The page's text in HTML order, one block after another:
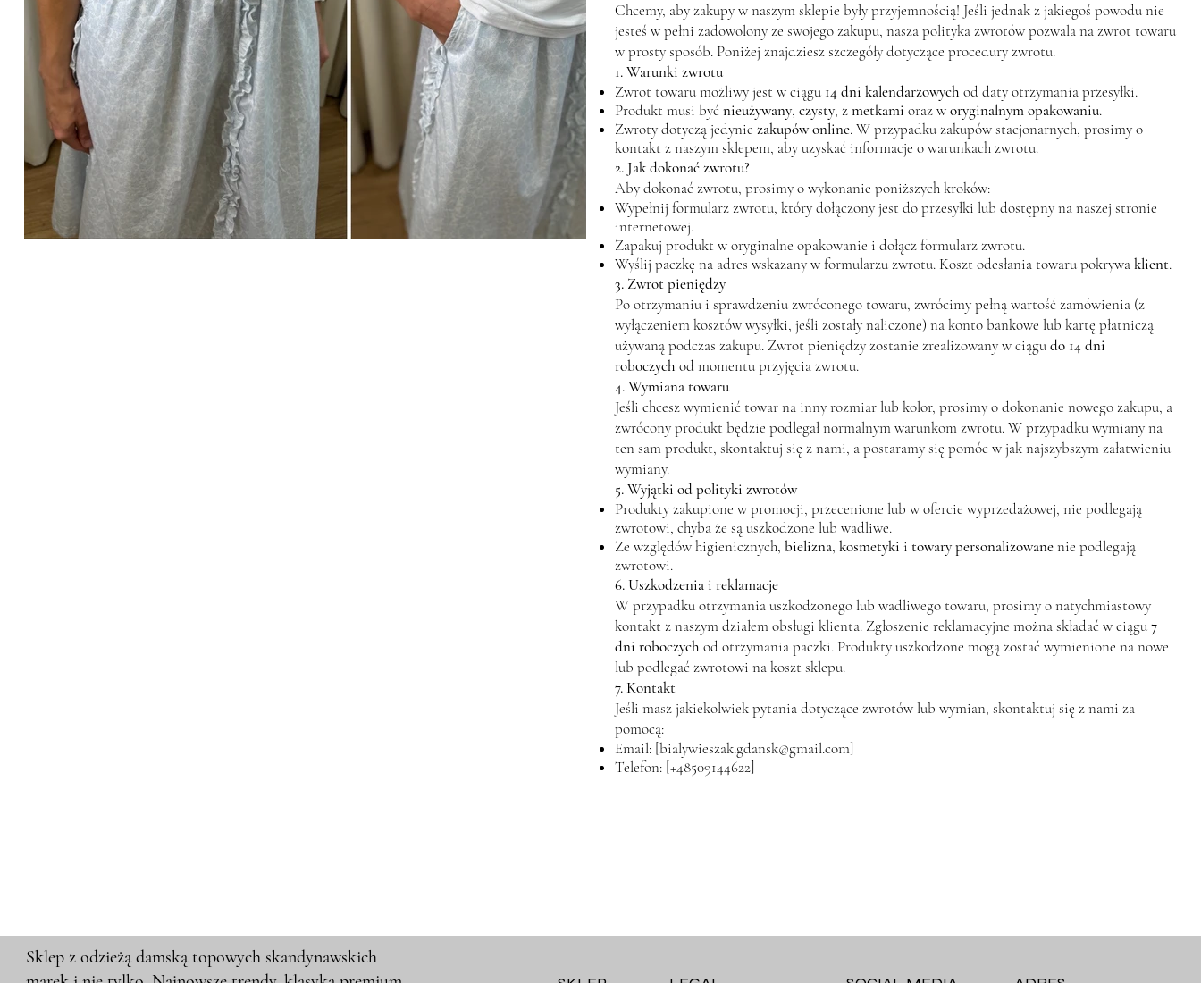
Chcemy, aby zakupy w naszym sklepie były przyjemnością! Jeśli jednak z jakiegoś powodu nie
jesteś w pełni zadowolony ze swojego zakupu, nasza polityka zwrotów pozwala na zwrot towaru
w prosty sposób. Poniżej znajdziesz szczegóły dotyczące procedury zwrotu.
1. Warunki zwrotu
Zwrot towaru możliwy jest w ciągu 14 dni kalendarzowych od daty otrzymania przesyłki.
Produkt musi być nieużywany, czysty, zmetkami oraz woryginalnym opakowaniu.
Zwroty dotyczą jedynie zakupów online. W przypadku zakupów stacjonarnych, prosimy o
kontakt z naszym sklepem, aby uzyskać informacje o warunkach zwrotu.
2. Jak dokonać zwrotu?
Aby dokonać zwrotu, prosimy o wykonanie poniższych kroków:
Wypełnij formularz zwrotu, który dołączony jest do przesyłki lub dostępny na naszej stronie
internetowej.
Zapakuj produkt w oryginalne opakowanie i dołącz formularz zwrotu.
Wyślij paczkę na adres wskazany w formularzu zwrotu. Koszt odesłania towaru pokrywaklient.
3. Zwrot pieniędzy
Po otrzymaniu i sprawdzeniu zwróconego towaru, zwrócimy pełną wartość zamówienia (z
wyłączeniem kosztów wysyłki, jeśli zostały naliczone) na konto bankowe lub kartę płatniczą
używaną podczas zakupu. Zwrot pieniędzy zostanie zrealizowany w ciągudo 14 dni
roboczych od momentu przyjęcia zwrotu.
4. Wymiana towaru
Jeśli chcesz wymienić towar na inny rozmiar lub kolor, prosimy o dokonanie nowego zakupu, a
zwrócony produkt będzie podlegał normalnym warunkom zwrotu. W przypadku wymiany na
ten sam produkt, skontaktuj się z nami, a postaramy się pomóc w jak najszybszym załatwieniu
wymiany.
5. Wyjątki od polityki zwrotów
Produkty zakupione w promocji, przecenione lub w ofercie wyprzedażowej, nie podlegają
zwrotowi, chyba że są uszkodzone lub wadliwe.
Ze względów higienicznych, bielizna, kosmetyki i towary personalizowanenie podlegają
zwrotowi.
6. Uszkodzenia i reklamacje
W przypadku otrzymania uszkodzonego lub wadliwego towaru, prosimy o natychmiastowy
kontakt z naszym działem obsługi klienta. Zgłoszenie reklamacyjne można składać w ciągu7
dni roboczych od otrzymania paczki. Produkty uszkodzone mogą zostać wymienione na nowe
lub podlegać zwrotowi na koszt sklepu.
7. Kontakt
Jeśli masz jakiekolwiek pytania dotyczące zwrotów lub wymian, skontaktuj się z nami za
pomocą:
Email: [bialywieszak.gdansk@gmail.com]
Telefon: [+48509144622]
Sklep z odzieżą damską topowych skandynawskich